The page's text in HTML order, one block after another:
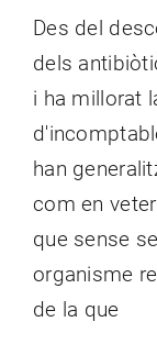
Des del
dels
i ha millorat
han
com en
que sense
organisme
de la que